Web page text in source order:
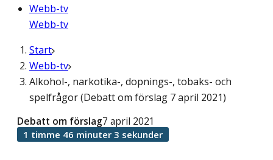
Webb-tv
Webb-tv
Start
Webb-tv
Alkohol-, narkotika-, dopnings-, tobaks- och
spelfrågor (Debatt om förslag 7 april 2021)
Debatt om förslag7 april 2021
1 timme 46 minuter 3 sekunder